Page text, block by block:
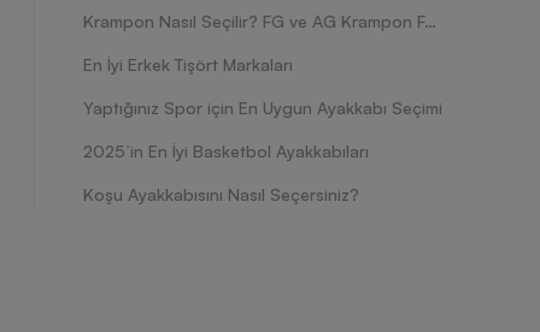
Krampon Nasıl Seçilir? FG ve AG Krampon Farkları Nelerdir?
En İyi Erkek Tişört Markaları
Yaptığınız Spor için En Uygun Ayakkabı Seçimi
2025’in En İyi Basketbol Ayakkabıları
Koşu Ayakkabısını Nasıl Seçersiniz?